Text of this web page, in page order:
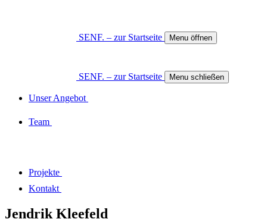
SENF. – zur Startseite Menu öffnen
SENF. – zur Startseite Menu schließen
Unser Angebot
Team
Projekte
Kontakt
Jendrik Kleefeld